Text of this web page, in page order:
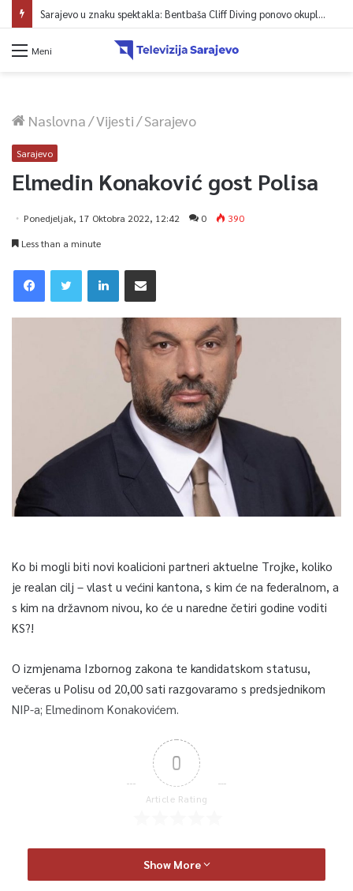
Sarajevo u znaku spektakla: Bentbaša Cliff Diving ponovo okuplja najbolje skakače i vrhunsku zabavu
Meni
Naslovna/Vijesti/Sarajevo
Sarajevo
Elmedin Konaković gost Polisa
Ponedjeljak, 17 Oktobra 2022, 12:42 0
390
Less than a minute
Ko bi mogli biti novi koalicioni partneri aktuelne Trojke, koliko
je realan cilj – vlast u većini kantona, s kim će na federalnom, a
s kim na državnom nivou, ko će u naredne četiri godine voditi
KS?!
O izmjenama Izbornog zakona te kandidatskom statusu,
večeras u Polisu od 20,00 sati razgovaramo s predsjednikom
NIP-a; Elmedinom Konakovićem.
0
Article Rating
Show More